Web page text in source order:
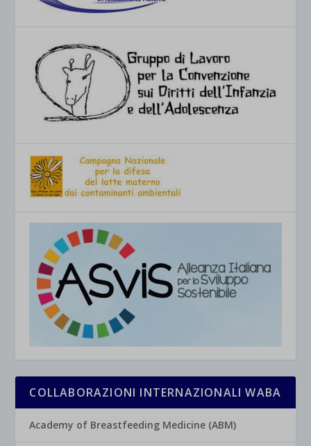
COLLABORAZIONI INTERNAZIONALI WABA
Academy of Breastfeeding Medicine (ABM)